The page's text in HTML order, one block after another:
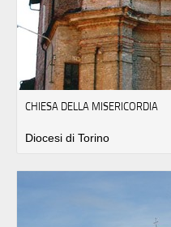
CHIESA DELLA MISERICORDIA
Diocesi di Torino